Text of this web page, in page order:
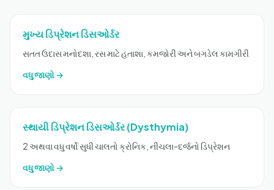
મુખ્ય ડિપ્રેશન ડિસઓર્ડર
સતત ઉદાસ મનોદશા, રસ માટે હતાશા, કમજોરી અને બગડેલ કામગીરી
વધુ જાણો →
સ્થાયી ડિપ્રેશન ડિસઓર્ડર (Dysthymia)
2 અથવા વધુ વર્ષો સુધી ચાલતો ક્રોનિક, નીચલા-દર્જનો ડિપ્રેશન
વધુ જાણો →